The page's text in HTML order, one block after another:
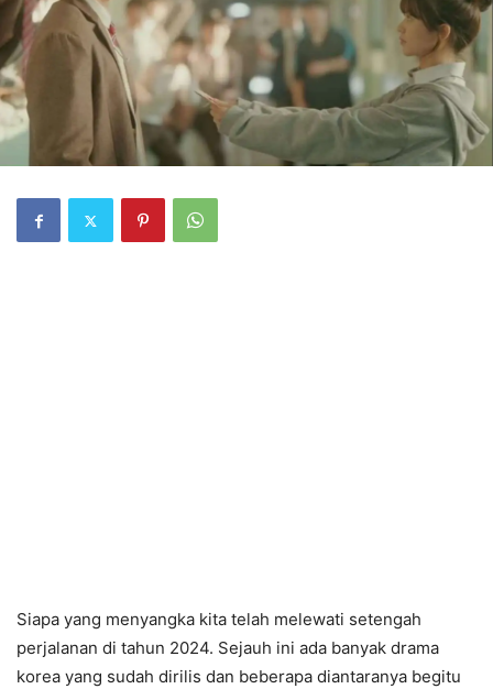
Siapa yang menyangka kita telah melewati setengah
perjalanan di tahun 2024. Sejauh ini ada banyak drama
korea yang sudah dirilis dan beberapa diantaranya begitu